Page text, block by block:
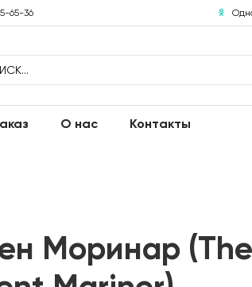
65-36
О нас Контакты
Моринар (The